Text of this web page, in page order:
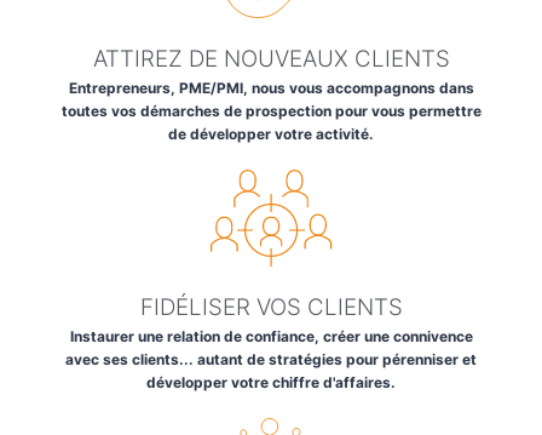
ATTIREZ DE NOUVEAUX CLIENTS
Entrepreneurs, PME/PMI, nous vous accompagnons dans
toutes vos démarches de prospection pour vous permettre
de développer votre activité.
FIDÉLISER VOS CLIENTS
Instaurer une relation de confiance, créer une connivence
avec ses clients... autant de stratégies pour pérenniser et
développer votre chiffre d'affaires.